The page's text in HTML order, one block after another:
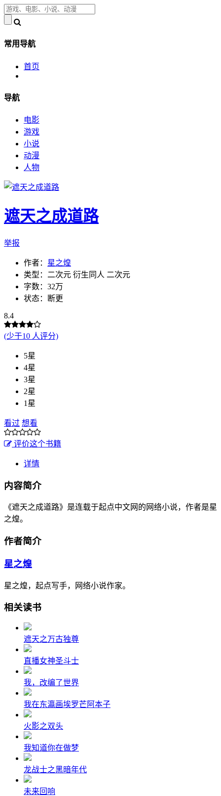
常用导航
首页
导航
电影
游戏
小说
动漫
人物
遮天之成道路
举报
作者： 星之煌
类型：二次元 衍生同人 二次元
字数：32万
状态：断更
8.4
(少于10 人评分)
5星
4星
3星
2星
1星
看过 想看
评价这个书籍
详情
内容简介
《遮天之成道路》是连载于起点中文网的网络小说，作者是星
之煌。
作者简介
星之煌
星之煌，起点写手，网络小说作家。
相关读书
遮天之万古独尊
直播女神圣斗士
我，改编了世界
我在东瀛画埃罗芒阿本子
火影之双头
我知道你在做梦
龙战士之黑暗年代
未来回响